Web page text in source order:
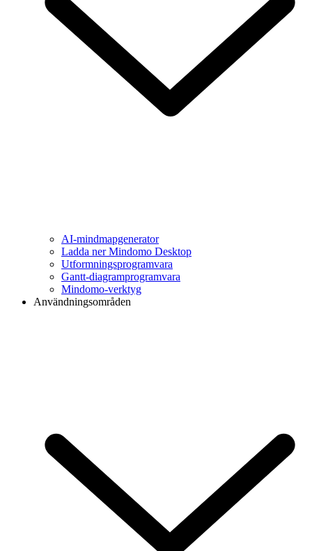
AI-mindmapgenerator
Ladda ner Mindomo Desktop
Utformningsprogramvara
Gantt-diagramprogramvara
Mindomo-verktyg
Användningsområden